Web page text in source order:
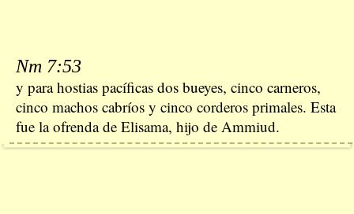
Nm 7:53
y para hostias pacíficas dos bueyes, cinco carneros,
cinco machos cabríos y cinco corderos primales. Esta
fue la ofrenda de Elisama, hijo de Ammiud.